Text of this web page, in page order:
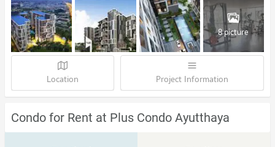
8 picture
Location Project Information
Condo for Rent at Plus Condo Ayutthaya